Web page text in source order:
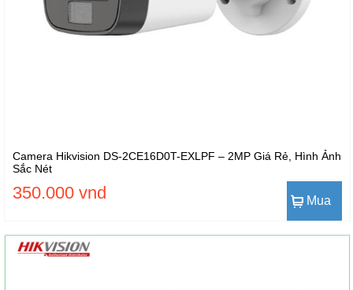
Camera Hikvision DS-2CE16D0T-EXLPF – 2MP Giá Rẻ, Hình Ảnh
Sắc Nét
350.000 vnd Mua